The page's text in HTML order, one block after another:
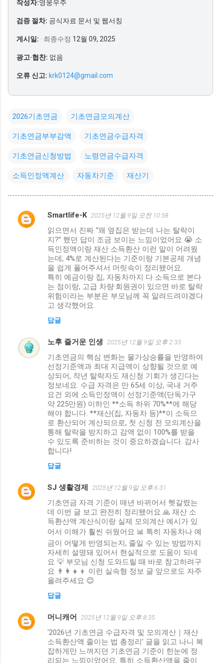
작성자:영웅우주
검증 절차: 공식자료 문서 및 웹서칭
게시일: · 최종수정 12월 09, 2025
광고·협찬: 없음
오류 신고: krk0124@gmail.com
2026기초연금 기초연금모의계산
기초연금부부감액 기초연금수급자격
기초연금신청방법 노령연금수급자격
소득인정액계산 자동차기준 재산기
댓
Smartlife-K 2025년 12월 9일 오전 10:58
읽으면서 진짜 “왜 옆집은 받는데 나는 탈락이
지?” 했던 답이 조금 보이는 느낌이었어요 😭 소
득인정액이랑 재산 소득환산 이런 말이 어려웠
는데, 4%로 계산된다는 기준이랑 기본공제 개념
을 쉽게 풀어주셔서 머릿속이 정리됐어요.
특히 예금이랑 집, 자동차까지 다 소득으로 본다
는 점이랑, 고급 차량·회원권이 있으면 바로 탈락
위험이라는 부분은 부모님께 꼭 알려드려야겠다
고 생각했어요.
답글
노후 즐거운 인생 2025년 12월 9일 오후 2:33
기초연금의 핵심 변화는 물가상승률을 반영하여
선정기준액과 최대 지급액이 상향될 것으로 예
상되어, 작년 탈락자도 재신청 기회가 생긴다는
정보네요. 수급 자격은 만 65세 이상, 국내 거주
요건 외에 소득인정액이 선정기준액(단독가구
약 225만원) 이하인 **소득 하위 70%**에 해당
해야 합니다. **재산(집, 자동차 등)**이 소득으
로 환산되어 계산되므로, 첫 신청 전 모의계산을
통해 탈락을 방지하고 감액 없이 100%를 받을
수 있도록 준비하는 것이 중요하겠습니다. 감사
합니다!
답글
SJ 생활경제 2025년 12월 9일 오후 6:31
기초연금 자격 기준이 매년 바뀌어서 헷갈렸는
데 이번 글 보고 완전히 정리됐어요 🙏 재산 소
득환산액 계산식이랑 실제 모의계산 예시가 있
어서 이해가 훨씬 쉬웠어요 📊 특히 자동차나 예
금이 어떻게 반영되는지, 줄일 수 있는 방법까지
자세히 설명돼 있어서 현실적으로 도움이 되네
요 💡 부모님 신청 도와드릴 때 바로 참고하려구
요 👨‍👩‍👧‍👦 이런 실속형 정보 글 앞으로도 자주
올려주세요 😊
답글
머니캐어 2025년 12월 9일 오후 8:35
‘2026년 기초연금 수급자격 및 모의계산｜재산
소득환산액 줄이는 법 총정리’ 글을 읽고 나니 복
잡하게만 느껴지던 기초연금 기준이 한눈에 정
리되는 느낌이었어요. 특히 소득환산액을 줄이